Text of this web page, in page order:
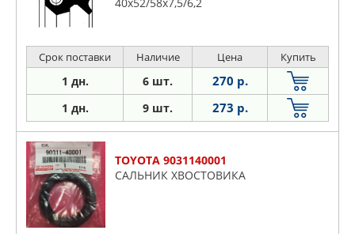
Срок поставки Наличие Цена Купить
1 дн. 6 шт. 270 р.
1 дн. 9 шт. 273 р.
TOYOTA 9031140001
САЛЬНИК ХВОСТОВИКА